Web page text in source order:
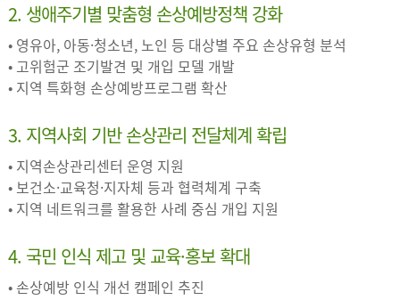
2. 생애주기별 맞춤형 손상예방정책 강화
• 영유아, 아동·청소년, 노인 등 대상별 주요 손상유형 분석
• 고위험군 조기발견 및 개입 모델 개발
• 지역 특화형 손상예방프로그램 확산
3. 지역사회 기반 손상관리 전달체계 확립
• 지역손상관리센터 운영 지원
• 보건소·교육청·지자체 등과 협력체계 구축
• 지역 네트워크를 활용한 사례 중심 개입 지원
4. 국민 인식 제고 및 교육·홍보 확대
• 손상예방 인식 개선 캠페인 추진